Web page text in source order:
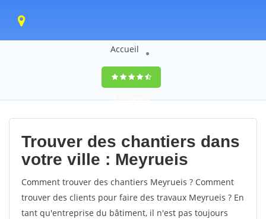
Accueil
9,5(100%)0
votes
Trouver des chantiers dans
votre ville : Meyrueis
Comment trouver des chantiers Meyrueis ? Comment
trouver des clients pour faire des travaux Meyrueis ? En
tant qu'entreprise du bâtiment, il n'est pas toujours